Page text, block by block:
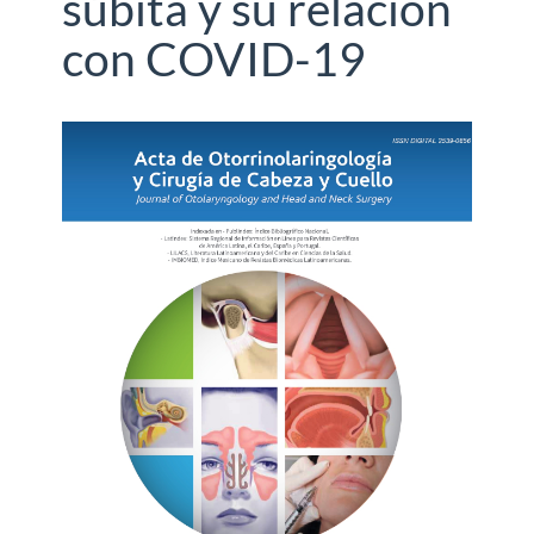
con COVID-19
Barra
lateral
del
artículo